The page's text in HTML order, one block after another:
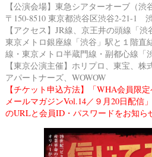
【公演会場】 東急シアターオーブ（渋谷
〒150-8510 東京都渋谷区渋谷2-21-1
【アクセス】JR線、京王井の頭線「渋
東京メトロ銀座線「渋谷」駅と１階直結
線・東京メトロ半蔵門線・副都心線「
【東京公演主催】ホリプロ、東宝、
アパートナーズ、WOWOW
【チケット申込方法】「WHA会員限定
メールマガジンVol.14／９月20日配信」
のURLと会員ID・パスワードをお知ら